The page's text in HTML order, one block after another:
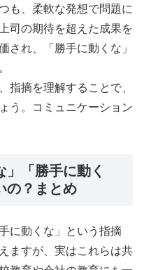
も、柔軟な発想で問題に
司の期待を超えた成果を
され、「勝手に動くな」
指摘を理解することで、
う。コミュニケーション
」「勝手に動く
の？まとめ
に動くな」という指摘
ますが、実はこれらは共